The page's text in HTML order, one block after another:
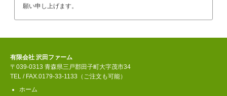
願い申し上げます。
有限会社 沢田ファーム
〒039-0313 青森県三戸郡田子町大字茂市34
TEL / FAX.0179-33-1133（ご注文も可能）
ホーム